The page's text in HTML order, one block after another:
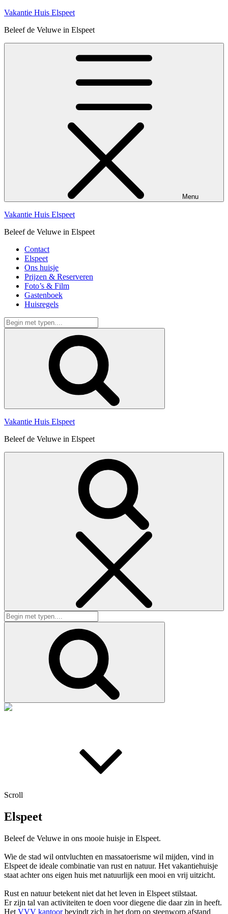
Ga
de
Vakantie Huis Elspeet
Beleef de Veluwe in Elspeet
Menu
Vakantie Huis Elspeet
Beleef de Veluwe in Elspeet
Contact
Elspeet
Ons huisje
Prijzen & Reserveren
Foto’s & Film
Gastenboek
Huisregels
Zoeken
naar:
Vakantie Huis Elspeet
Beleef de Veluwe in Elspeet
Zoeken
naar:
Scroll
Elspeet
Beleef de Veluwe in ons mooie huisje in Elspeet.
Wie de stad wil ontvluchten en massatoerisme wil mijden, vind in
Elspeet de ideale combinatie van rust en natuur. Het vakantiehuisje
staat achter ons eigen huis met natuurlijk een mooi en vrij uitzicht.
Rust en natuur betekent niet dat het leven in Elspeet stilstaat.
Er zijn tal van activiteiten te doen voor diegene die daar zin in heeft.
Het VVV kantoorbevindt zich in het dorp op steenworp afstand